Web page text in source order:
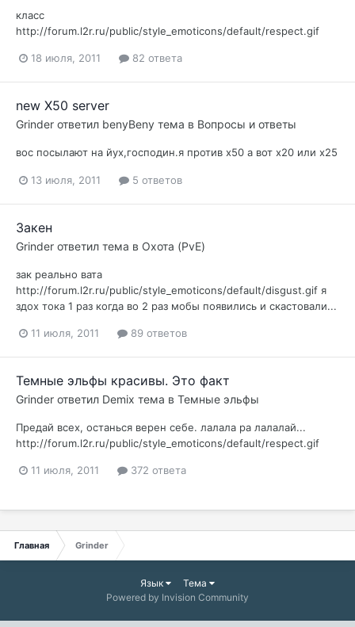
класс
http://forum.l2r.ru/public/style_emoticons/default/respect.gif
18 июля, 2011 82 ответа
new X50 server
Grinder ответил benyBeny тема в Вопросы и ответы
вос посылают на йух,господин.я против х50 а вот х20 или х25
13 июля, 2011 5 ответов
Закен
Grinder ответил тема в Охота (PvE)
зак реально вата
http://forum.l2r.ru/public/style_emoticons/default/disgust.gif я
здох тока 1 раз когда во 2 раз мобы появились и скастовали...
11 июля, 2011 89 ответов
Темные эльфы красивы. Это факт
Grinder ответил Demix тема в Темные эльфы
Предай всех, останься верен себе. лалала ра лалалай...
http://forum.l2r.ru/public/style_emoticons/default/respect.gif
11 июля, 2011 372 ответа
Главная Grinder
Язык
Тема
Powered by Invision Community